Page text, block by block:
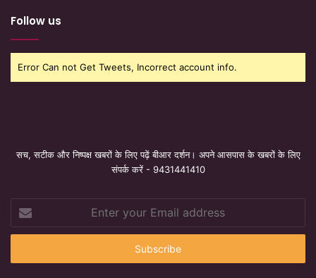
Follow us
Error Can not Get Tweets, Incorrect account info.
सच, सटीक और निष्पक्ष खबरों के लिए पढ़ें बीआर दर्शन। अपने आसपास के खबरों के लिए
संपर्क करें - 9431441410
your
Email